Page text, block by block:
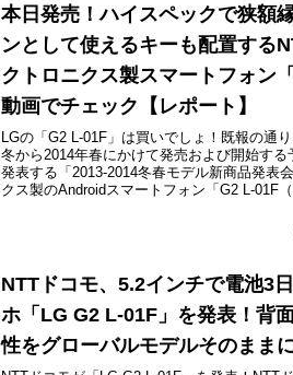
本日発売！ハイスペックで狭額
ンとして使えるキーも配置する
クトロニクス製スマートフォン
動画でチェック【レポート】
LGの「G2 L-01F」は買いでしょ！既報の通
冬から2014年春にかけて発売および開始す
発表する「2013-2014冬春モデル新商品発表
クス製のAndroidスマートフォン「G2 L-01F
発表されたモデルの中で最も早く発売が開始
NTTドコモ、5.2インチで電池3
ホ「LG G2 L-01F」を発表！背
性をグローバルモデルそのまま